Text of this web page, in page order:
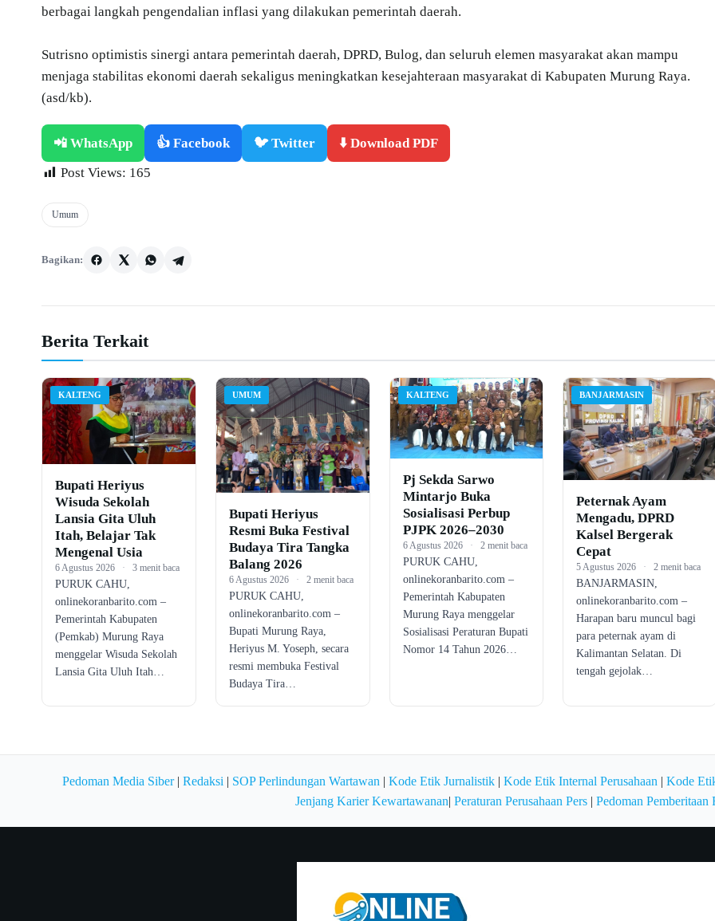
berbagai langkah pengendalian inflasi yang dilakukan pemerintah daerah.
Sutrisno optimistis sinergi antara pemerintah daerah, DPRD, Bulog, dan seluruh elemen masyarakat akan mampu
menjaga stabilitas ekonomi daerah sekaligus meningkatkan kesejahteraan masyarakat di Kabupaten Murung Raya.
(asd/kb).
📲 WhatsApp 👍 Facebook 🐦 Twitter
⬇️ Download PDF
Post Views: 165
Umum
Bagikan:
Berita Terkait
KALTENG
Bupati Heriyus
Wisuda Sekolah
Lansia Gita Uluh
Itah, Belajar Tak
Mengenal Usia
6 Agustus 2026 · 3 menit baca
PURUK CAHU,
onlinekoranbarito.com –
Pemerintah Kabupaten
(Pemkab) Murung Raya
menggelar Wisuda Sekolah
Lansia Gita Uluh Itah…
UMUM
Bupati Heriyus
Resmi Buka Festival
Budaya Tira Tangka
Balang 2026
6 Agustus 2026 · 2 menit baca
PURUK CAHU,
onlinekoranbarito.com –
Bupati Murung Raya,
Heriyus M. Yoseph, secara
resmi membuka Festival
Budaya Tira…
KALTENG
Pj Sekda Sarwo
Mintarjo Buka
Sosialisasi Perbup
PJPK 2026–2030
6 Agustus 2026 · 2 menit baca
PURUK CAHU,
onlinekoranbarito.com –
Pemerintah Kabupaten
Murung Raya menggelar
Sosialisasi Peraturan Bupati
Nomor 14 Tahun 2026…
BANJARMASIN
Peternak Ayam
Mengadu, DPRD
Kalsel Bergerak
Cepat
5 Agustus 2026 · 2 menit baca
BANJARMASIN,
onlinekoranbarito.com –
Harapan baru muncul bagi
para peternak ayam di
Kalimantan Selatan. Di
tengah gejolak…
Pedoman Media Siber| Redaksi | SOP Perlindungan Wartawan | Kode Etik Jurnalistik | Kode Etik Internal Perusahaan | Kode
Jenjang Karier Kewartawanan| Peraturan Perusahaan Pers| Pedoman Pemberitaan